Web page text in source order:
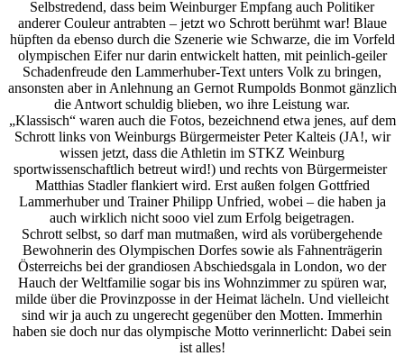
Selbstredend, dass beim Weinburger Empfang auch Politiker
anderer Couleur antrabten – jetzt wo Schrott berühmt war! Blaue
hüpften da ebenso durch die Szenerie wie Schwarze, die im Vorfeld
olympischen Eifer nur darin entwickelt hatten, mit peinlich-geiler
Schadenfreude den Lammerhuber-Text unters Volk zu bringen,
ansonsten aber in Anlehnung an Gernot Rumpolds Bonmot gänzlich
die Antwort schuldig blieben, wo ihre Leistung war.
„Klassisch“ waren auch die Fotos, bezeichnend etwa jenes, auf dem
Schrott links von Weinburgs Bürgermeister Peter Kalteis (JA!, wir
wissen jetzt, dass die Athletin im STKZ Weinburg
sportwissenschaftlich betreut wird!) und rechts von Bürgermeister
Matthias Stadler flankiert wird. Erst außen folgen Gottfried
Lammerhuber und Trainer Philipp Unfried, wobei – die haben ja
auch wirklich nicht sooo viel zum Erfolg beigetragen.
Schrott selbst, so darf man mutmaßen, wird als vorübergehende
Bewohnerin des Olympischen Dorfes sowie als Fahnenträgerin
Österreichs bei der grandiosen Abschiedsgala in London, wo der
Hauch der Weltfamilie sogar bis ins Wohnzimmer zu spüren war,
milde über die Provinzposse in der Heimat lächeln. Und vielleicht
sind wir ja auch zu ungerecht gegenüber den Motten. Immerhin
haben sie doch nur das olympische Motto verinnerlicht: Dabei sein
ist alles!